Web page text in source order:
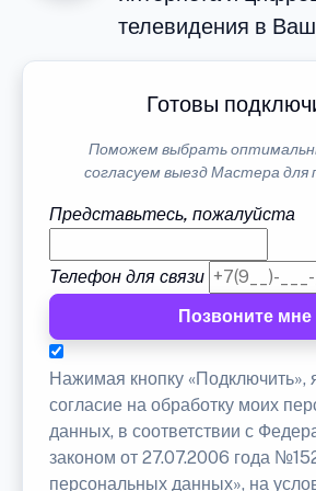
телевидения в
Готовы
Поможем выбрать
согласуем выезд Мастера для
Представьтесь, пожалуйста
Телефон для связи
Позвоните мне
Нажимая кнопку «Подключить»,
согласие на обработку моих
данных, в соответствии с
законом от 27.07.2006 года
персональных данных», на